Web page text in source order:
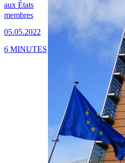
aux États
membres
05.05.2022
6 MINUTES